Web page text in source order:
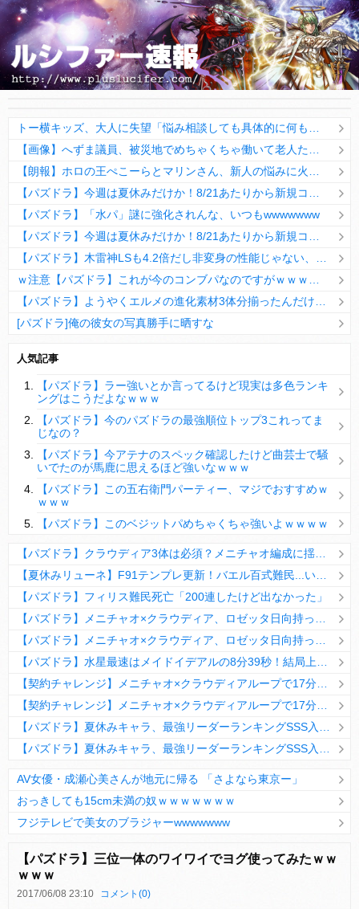
【パズドラ】「水パ」謎に強化されんな、いつもwwwwwww
[パズドラ]俺の彼女の写真勝手に晒すな
【パズドラ】陣とか覚醒大小の方がええやろか？
ＤｅＮＡ山崎憲晴 左膝靭帯の手術を無事に終了
Powered by livedoor 相互RSS
人気記事
【パズドラ】ラー強いとか言ってるけど現実は多色ランキ
ングはこうだよなｗｗｗ
【パズドラ】今のパズドラの最強順位トップ3これってま
じなの？
【パズドラ】今アテナのスペック確認したけど曲芸士で騒
いでたのが馬鹿に思えるほど強いなｗｗｗ
【パズドラ】この五右衛門パーティー、マジでおすすめｗ
ｗｗｗ
【パズドラ】このベジットパめちゃくちゃ強いよｗｗｗｗ
【パズドラ】フィリス難民死亡「200連したけど出なかった」
Powered by livedoor 相互RSS
AV女優・成瀬心美さんが地元に帰る 「さよなら東京ー」
おっきしても15cm未満の奴ｗｗｗｗｗｗｗ
フジテレビで美女のブラジャーwwwwwww
【パズドラ】三位一体のワイワイでヨグ使ってみたｗｗ
ｗｗｗ
2017/06/08 23:10 コメント(0)